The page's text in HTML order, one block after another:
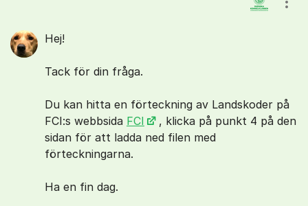
Hej!
Tack för din fråga.
Du kan hitta en förteckning av Landskoder på
FCI:s webbsida FCI
, klicka på punkt 4 på den
sidan för att ladda ned filen med
förteckningarna.
Ha en fin dag.